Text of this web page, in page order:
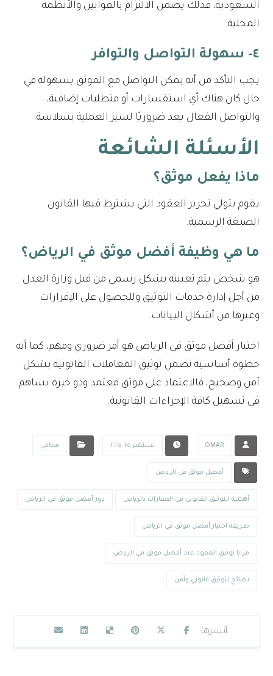
السعودية، فذلك يضمن الالتزام بالقوانين والأنظمة
المحلية.
٤- سهولة التواصل والتوافر
يجب التأكد من أنه يمكن التواصل مع الموثق بسهولة في
حال كان هناك أي استفسارات أو متطلبات إضافية،
والتواصل الفعال يعد ضروريًا لسير العملية بسلاسة.
الأسئلة الشائعة
ماذا يفعل موثق؟
يقوم بتولي تحرير العقود التي يشترط فيها القانون
الصبغة الرسمية.
ما هي وظيفة أفضل موثق في الرياض؟
هو شخص يتم تعيينه بشكل رسمي من قبل وزارة العدل
من أجل إدارة خدمات التوثيق وللحصول على الإقرارات
وغيرها من أشكال البيانات.
اختيار أفضل موثق في الرياض هو أمر ضروري ومهم، كما أنه
خطوة أساسية تضمن توثيق المعاملات القانونية بشكل
آمن وصحيح، فالاعتماد على موثق معتمد وذو خبرة يساهم
في تسهيل كافة الإجراءات القانونية.
OMAR سبتمبر ٢٥, ٢٠٢٥ محامي
أفضل موثق في الرياض
أهمية التوثيق القانوني في العقارات بالرياض دور أفضل موثق في الرياض
طريقة اختيار أفضل موثق في الرياض
مزايا توثيق العقود عند أفضل موثق في الرياض
نصائح لتوثيق قانوني وآمن